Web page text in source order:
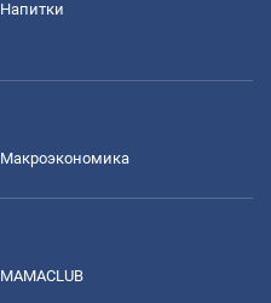
Напитки
Mакроэкономика
MAMACLUB